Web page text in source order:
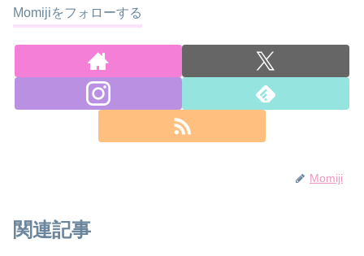
Momijiをフォローする
Momiji
関連記事